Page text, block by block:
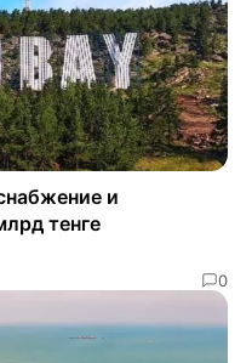
и
тенге
0